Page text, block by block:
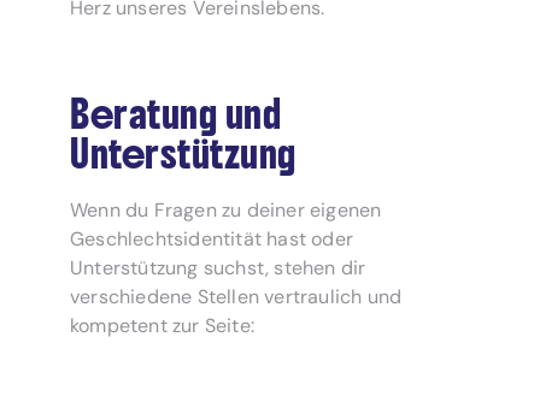
Herz unseres Vereinslebens.
Beratung und
Unterstützung
Wenn du Fragen zu deiner eigenen
Geschlechtsidentität hast oder
Unterstützung suchst, stehen dir
verschiedene Stellen vertraulich und
kompetent zur Seite: